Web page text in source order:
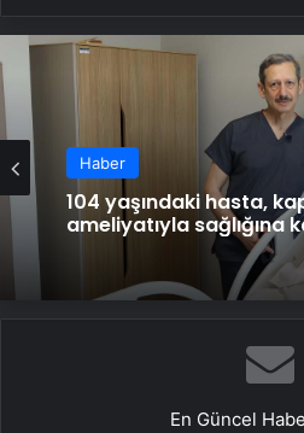
Haber
104 yaşındaki hasta,
ameliyatıyla sağlığına
Haber
Kronik ağrılarınızın
olabilir! Hareketsizliğin
7 hasar
En Güncel